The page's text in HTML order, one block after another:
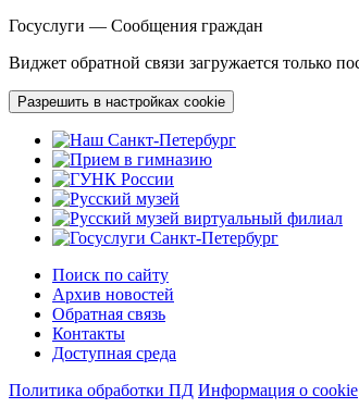
Госуслуги — Сообщения граждан
Виджет обратной связи загружается только
Разрешить в настройках cookie
Поиск по сайту
Архив новостей
Обратная связь
Контакты
Доступная среда
Политика обработки ПД Информация о cookie